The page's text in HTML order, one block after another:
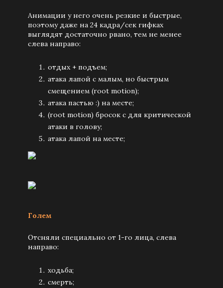
Анимации у него очень резкие и быстрые,
поэтому даже на 24 кадра/сек гифках
выглядят достаточно рвано, тем не менее
слева направо:
отдых + подъем;
атака лапой с малым, но быстрым
смещением (root motion);
атака пастью :) на месте;
(root motion) бросок с для критической
атаки в голову;
атака лапой на месте;
Голем
Отсняли специально от 1-го лица, слева
направо:
ходьба;
смерть;